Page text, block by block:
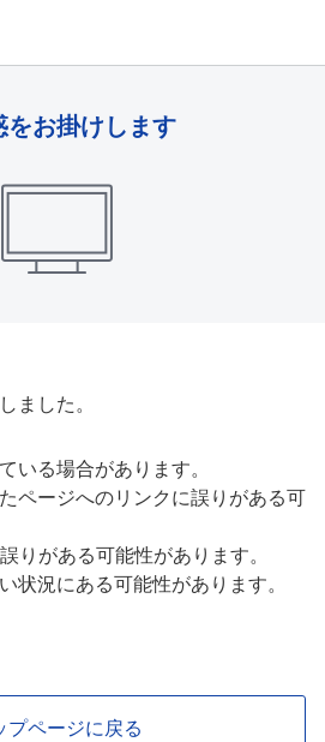
をお掛けします
ました。
いる場合があります。
ページへのリンクに誤りがある可
りがある可能性があります。
状況にある可能性があります。
プページに戻る